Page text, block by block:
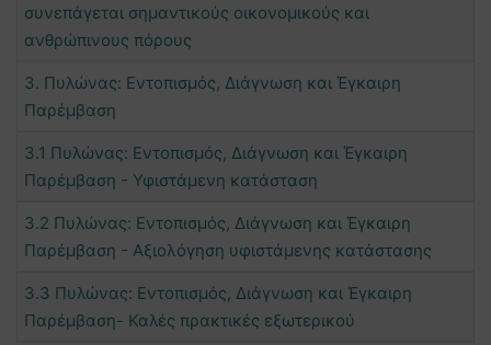
συνεπάγεται σημαντικούς οικονομικούς και
ανθρώπινους πόρους
3. Πυλώνας: Εντοπισμός, Διάγνωση και Έγκαιρη
Παρέμβαση
3.1 Πυλώνας: Εντοπισμός, Διάγνωση και Έγκαιρη
Παρέμβαση - Υφιστάμενη κατάσταση
3.2 Πυλώνας: Εντοπισμός, Διάγνωση και Έγκαιρη
Παρέμβαση - Αξιολόγηση υφιστάμενης κατάστασης
3.3 Πυλώνας: Εντοπισμός, Διάγνωση και Έγκαιρη
Παρέμβαση- Καλές πρακτικές εξωτερικού